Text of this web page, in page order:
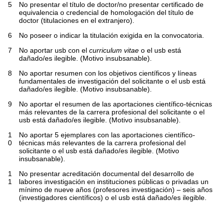
5
No presentar el título de doctor/no presentar certificado de
equivalencia o credencial de homologación del título de
doctor (titulaciones en el extranjero).
6
No poseer o indicar la titulación exigida en la convocatoria.
7
No aportar usb con elcurriculum vitae o el usb está
dañado/es ilegible. (Motivo insubsanable).
8
No aportar resumen con los objetivos científicos y líneas
fundamentales de investigación del solicitante o el usb está
dañado/es ilegible. (Motivo insubsanable).
9
No aportar el resumen de las aportaciones científico-técnicas
más relevantes de la carrera profesional del solicitante o el
usb está dañado/es ilegible. (Motivo insubsanable).
1
0
No aportar 5 ejemplares con las aportaciones científico-
técnicas más relevantes de la carrera profesional del
solicitante o el usb está dañado/es ilegible. (Motivo
insubsanable).
1
1
No presentar acreditación documental del desarrollo de
labores investigación en instituciones públicas o privadas un
mínimo de nueve años (profesores investigación) – seis años
(investigadores científicos) o el usb está dañado/es ilegible.